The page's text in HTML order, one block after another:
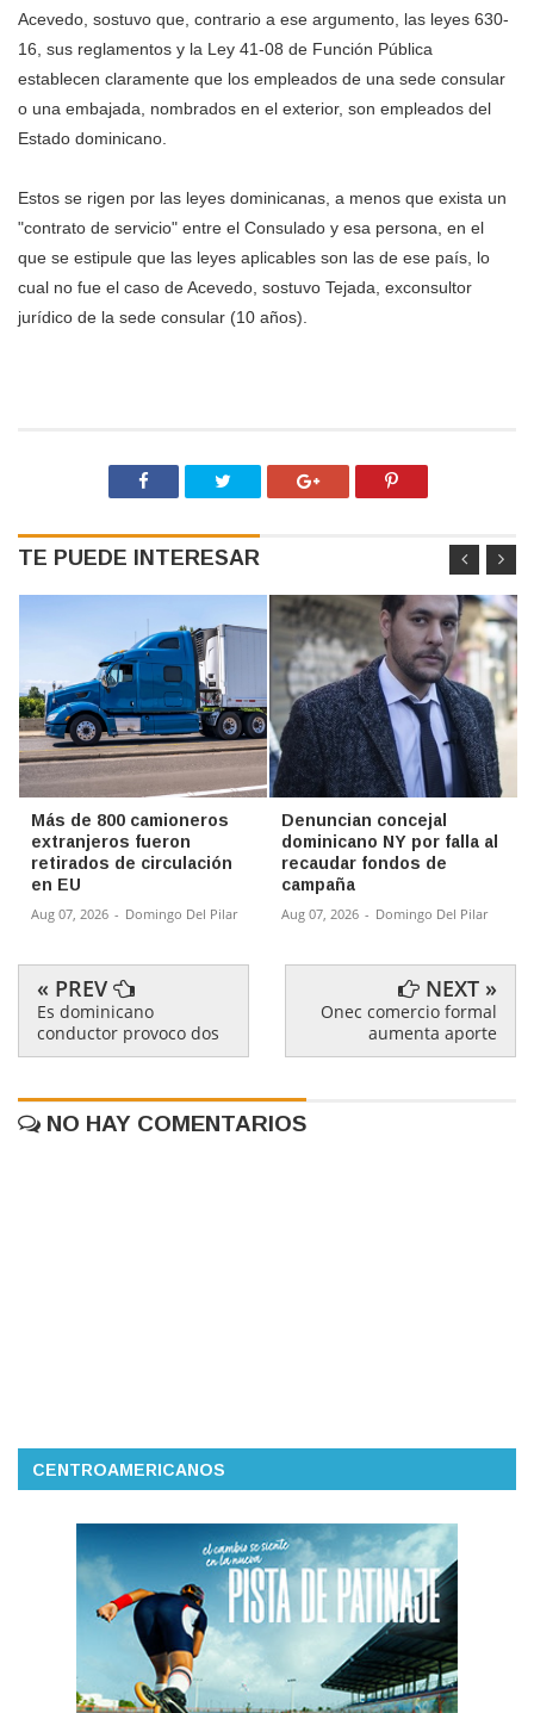
Acevedo, sostuvo que, contrario a ese argumento, las leyes 630-
16, sus reglamentos y la Ley 41-08 de Función Pública
establecen claramente que los empleados de una sede consular
o una embajada, nombrados en el exterior, son empleados del
Estado dominicano.
Estos se rigen por las leyes dominicanas, a menos que exista un
"contrato de servicio" entre el Consulado y esa persona, en el
que se estipule que las leyes aplicables son las de ese país, lo
cual no fue el caso de Acevedo, sostuvo Tejada, exconsultor
jurídico de la sede consular (10 años).
TE PUEDE INTERESAR
Más de 800 camioneros
extranjeros fueron
retirados de circulación
en EU
Aug 07, 2026 - Domingo Del Pilar
Denuncian concejal
dominicano NY por falla al
recaudar fondos de
campaña
Aug 07, 2026 - Domingo Del Pilar
« PREV
Es dominicano
conductor provoco dos
NEXT »
Onec comercio formal
aumenta aporte
NO HAY COMENTARIOS
CENTROAMERICANOS